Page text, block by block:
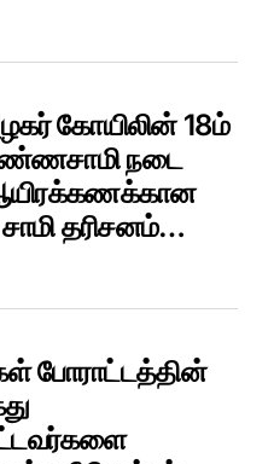
கோயிலின் 18ம்
நடை
ஆயிரக்கணக்கான
தரிசனம்…
போராட்டத்தின்